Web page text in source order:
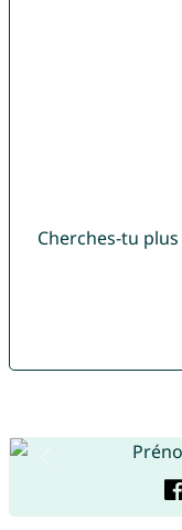
Cherches-tu